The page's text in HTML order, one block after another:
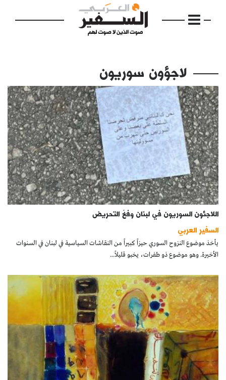
الرئيسية
مواضيع
إفتتاحية
فكرة
دفاتر
بالصورة
كتّابنا
الأرشيف
لاجؤون سوريون
اللاجئون السوريون في لبنان وفخّ التحريض
السفير العربي
يأخذ موضوع النزوح السوري حيزاً كبيراً من النقاشات السياسية في لبنان في السنوات
الأخيرة. وهو موضوع ذو طفرات، يخبو قليلاً...